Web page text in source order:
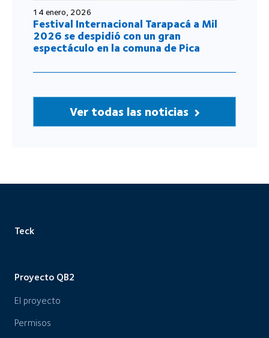
14 enero, 2026
Festival Internacional Tarapacá a Mil
2026 se despidió con un gran
espectáculo en la comuna de Pica
Ver todas las noticias
Teck
Proyecto QB2
El proyecto
Permisos